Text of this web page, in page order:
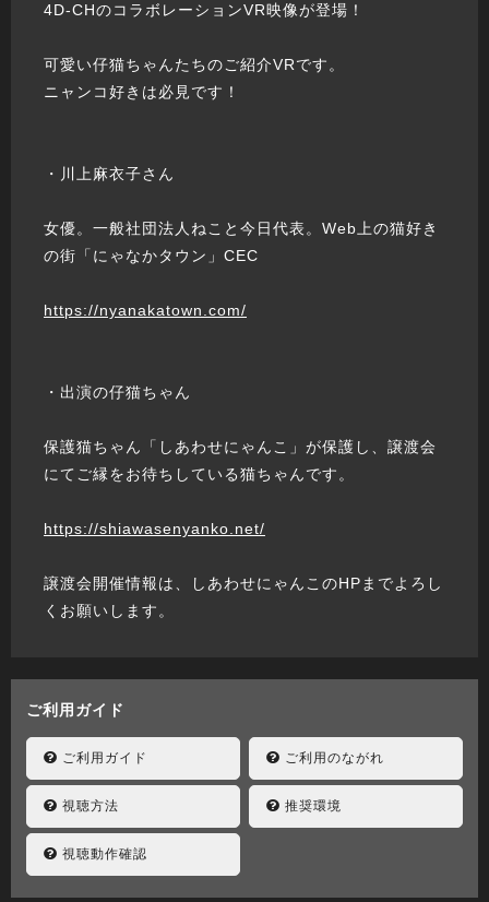
4D-CHのコラボレーションVR映像が登場！
可愛い仔猫ちゃんたちのご紹介VRです。
ニャンコ好きは必見です！
・川上麻衣子さん
女優。一般社団法人ねこと今日代表。Web上の猫好き
の街「にゃなかタウン」CEC
https://nyanakatown.com/
・出演の仔猫ちゃん
保護猫ちゃん「しあわせにゃんこ」が保護し、譲渡会
にてご縁をお待ちしている猫ちゃんです。
https://shiawasenyanko.net/
譲渡会開催情報は、しあわせにゃんこのHPまでよろし
くお願いします。
ご利用ガイド
ご利用ガイド ご利用のながれ
視聴方法 推奨環境
視聴動作確認